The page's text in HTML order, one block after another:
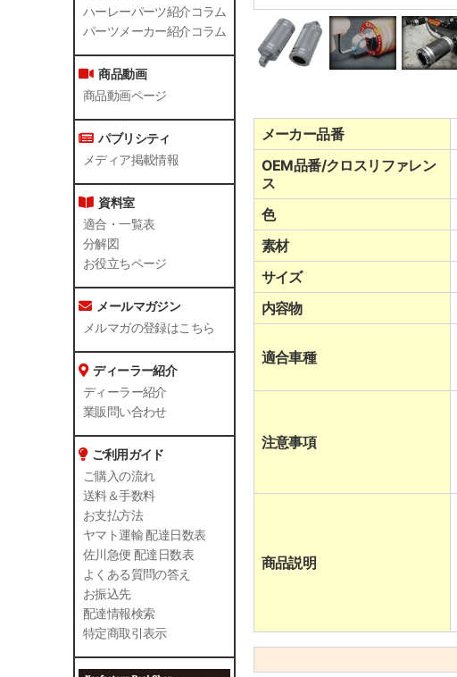
ハーレーパーツ紹介コラム
パーツメーカー紹介コラム
商品動画
商品動画ページ
パブリシティ
メディア掲載情報
資料室
適合・一覧表
分解図
お役立ちページ
メールマガジン
メルマガの登録はこちら
ディーラー紹介
ディーラー紹介
業販問い合わせ
ご利用ガイド
ご購入の流れ
送料＆手数料
お支払方法
ヤマト運輸 配達日数表
佐川急便 配達日数表
よくある質問の答え
お振込先
配達情報検索
特定商取引表示
メーカー品番
OEM品番/クロスリファレン
ス
色
素材
サイズ
内容物
適合車種
注意事項
商品説明